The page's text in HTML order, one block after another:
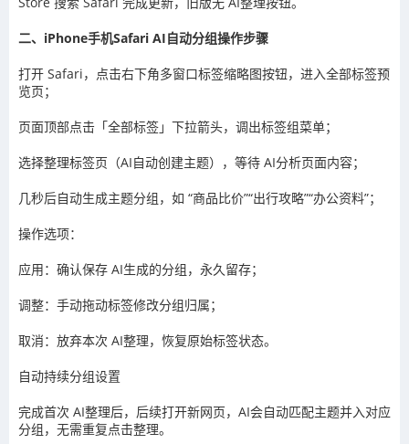
二、iPhone手机Safari AI自动分组操作步骤
打开 Safari，点击右下角多窗口标签缩略图按钮，进入全部标签预
览页；
页面顶部点击「全部标签」下拉箭头，调出标签组菜单；
选择整理标签页（AI自动创建主题），等待 AI分析页面内容；
几秒后自动生成主题分组，如 “商品比价”“出行攻略”“办公资料”；
操作选项：
应用：确认保存 AI生成的分组，永久留存；
调整：手动拖动标签修改分组归属；
取消：放弃本次 AI整理，恢复原始标签状态。
自动持续分组设置
完成首次 AI整理后，后续打开新网页，AI会自动匹配主题并入对应
分组，无需重复点击整理。